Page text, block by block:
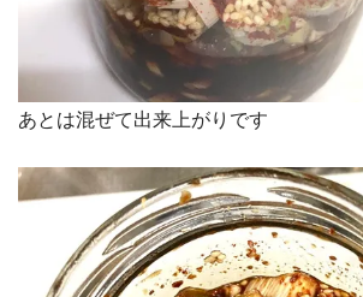
あとは混ぜて出来上がりです